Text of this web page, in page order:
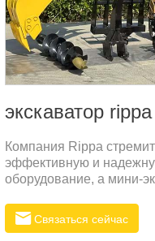
экскаватор
Компания Rippa
эффективную и
оборудование, а мини-
удовлетворения
эксплуатационных
Связаться сейчас